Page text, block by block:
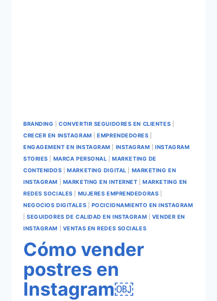
BRANDING |CONVERTIR SEGUIDORES EN CLIENTES
CRECER EN INSTAGRAM |EMPRENDEDORES
ENGAGEMENT EN INSTAGRAM
INSTAGRAM |INSTAGRAM
STORIES
MARCA PERSONAL |MARKETING DE
CONTENIDOS |MARKETING DIGITAL
MARKETING EN
INSTAGRAM
MARKETING EN INTERNET |MARKETING EN
REDES SOCIALES
MUJERES EMPRENDEDORAS
NEGOCIOS DIGITALES
POCICIONAMIENTO EN INSTAGRAM
|SEGUIDORES DE CALIDAD EN INSTAGRAM
VENDER EN
INSTAGRAM
VENTAS EN REDES SOCIALES
Cómo vender
postres en
Instagram￼